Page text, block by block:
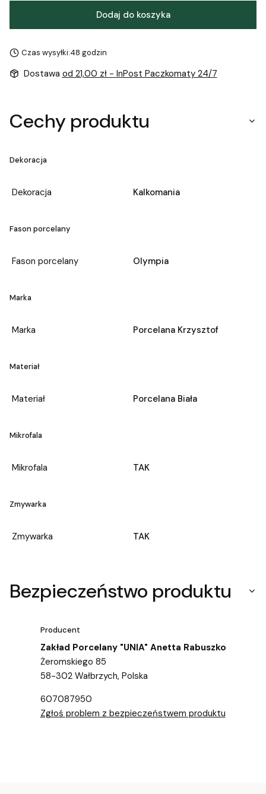
Dodaj do koszyka
Czas wysyłki:48 godzin
Dostawa od 21,00 zł - InPost Paczkomaty 24/7
Cechy produktu
Dekoracja
Dekoracja Kalkomania
Fason porcelany
Fason porcelany Olympia
Marka
Marka Porcelana Krzysztof
Materiał
Materiał Porcelana Biała
Mikrofala
Mikrofala TAK
Zmywarka
Zmywarka TAK
Bezpieczeństwo produktu
Producent
Zakład Porcelany "UNIA" Anetta Rabuszko
Żeromskiego 85
58-302 Wałbrzych, Polska
607087950
Zgłoś problem z bezpieczeństwem produktu